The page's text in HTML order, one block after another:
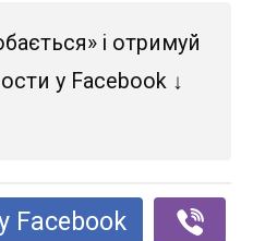
і отримуй
у Facebook ↓
Facebook